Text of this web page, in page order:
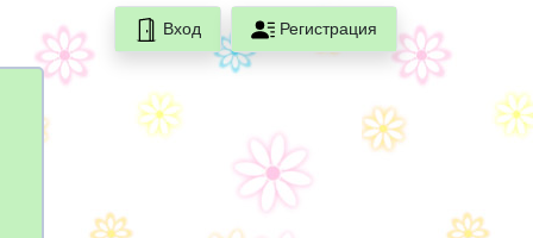
Вход Регистрация